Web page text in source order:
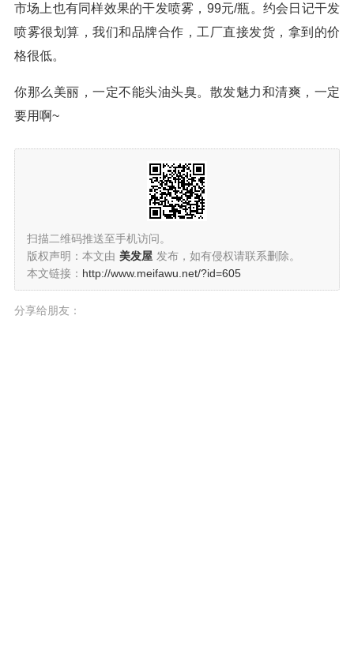
市场上也有同样效果的干发喷雾，99元/瓶。约会日记干发
喷雾很划算，我们和品牌合作，工厂直接发货，拿到的价
格很低。
你那么美丽，一定不能头油头臭。散发魅力和清爽，一定
要用啊~
扫描二维码推送至手机访问。
版权声明：本文由 美发屋 发布，如有侵权请联系删除。
本文链接： http://www.meifawu.net/?id=605
分享给朋友：